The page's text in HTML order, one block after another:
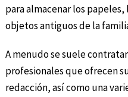
para almacenar los
objetos antiguos de la
A menudo se suele
profesionales que ofrecen
redacción, así como una